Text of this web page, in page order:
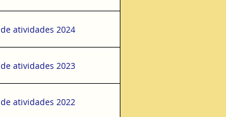
atividades 2024
atividades 2023
atividades 2022